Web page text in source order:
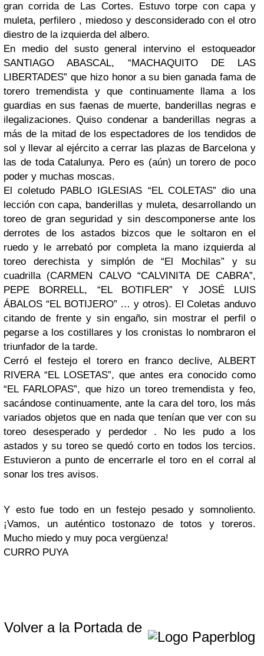
gran corrida de Las Cortes. Estuvo torpe con capa y
muleta, perfilero , miedoso y desconsiderado con el otro
diestro de la izquierda del albero.
En medio del susto general intervino el estoqueador
SANTIAGO ABASCAL, “MACHAQUITO DE LAS
LIBERTADES” que hizo honor a su bien ganada fama de
torero tremendista y que continuamente llama a los
guardias en sus faenas de muerte, banderillas negras e
ilegalizaciones. Quiso condenar a banderillas negras a
más de la mitad de los espectadores de los tendidos de
sol y llevar al ejército a cerrar las plazas de Barcelona y
las de toda Catalunya. Pero es (aún) un torero de poco
poder y muchas moscas.
El coletudo PABLO IGLESIAS “EL COLETAS” dio una
lección con capa, banderillas y muleta, desarrollando un
toreo de gran seguridad y sin descomponerse ante los
derrotes de los astados bizcos que le soltaron en el
ruedo y le arrebató por completa la mano izquierda al
toreo derechista y simplón de “El Mochilas” y su
cuadrilla (CARMEN CALVO “CALVINITA DE CABRA”,
PEPE BORRELL, “EL BOTIFLER” Y JOSÉ LUIS
ÁBALOS “EL BOTIJERO” … y otros). El Coletas anduvo
citando de frente y sin engaño, sin mostrar el perfil o
pegarse a los costillares y los cronistas lo nombraron el
triunfador de la tarde.
Cerró el festejo el torero en franco declive, ALBERT
RIVERA “EL LOSETAS”, que antes era conocido como
“EL FARLOPAS”, que hizo un toreo tremendista y feo,
sacándose continuamente, ante la cara del toro, los más
variados objetos que en nada que tenían que ver con su
toreo desesperado y perdedor . No les pudo a los
astados y su toreo se quedó corto en todos los tercios.
Estuvieron a punto de encerrarle el toro en el corral al
sonar los tres avisos.
Y esto fue todo en un festejo pesado y somnoliento.
¡Vamos, un auténtico tostonazo de totos y toreros.
Mucho miedo y muy poca vergüenza!
CURRO PUYA
Volver a la Portada de